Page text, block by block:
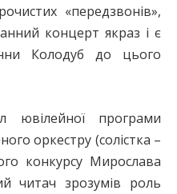
«передзвонів»,
концерт якраз і є
Колодуб до цього
ювілейної програми
оркестру (солістка –
конкурсу Мирослава
читач зрозумів роль